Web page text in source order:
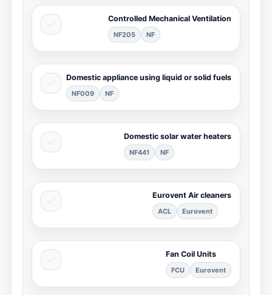
Controlled Mechanical Ventilation
NF205
Domestic appliance using liquid or solid fuels
NF009
Domestic solar water heaters
NF441
Eurovent Air cleaners
Eurovent
ACL
Fan Coil Units
Eurovent
FCU